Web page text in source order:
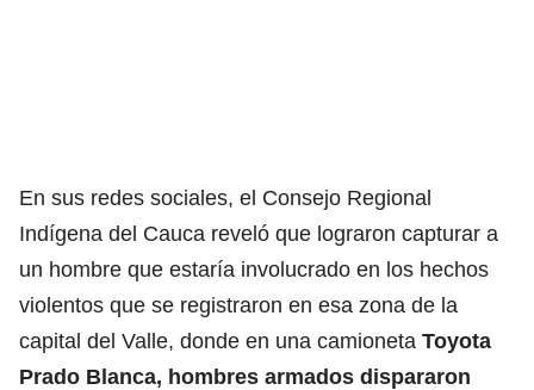
En sus redes sociales, el Consejo Regional
Indígena del Cauca reveló que lograron capturar a
un hombre que estaría involucrado en los hechos
violentos que se registraron en esa zona de la
capital del Valle, donde en una camioneta Toyota
Prado Blanca, hombres armados dispararon